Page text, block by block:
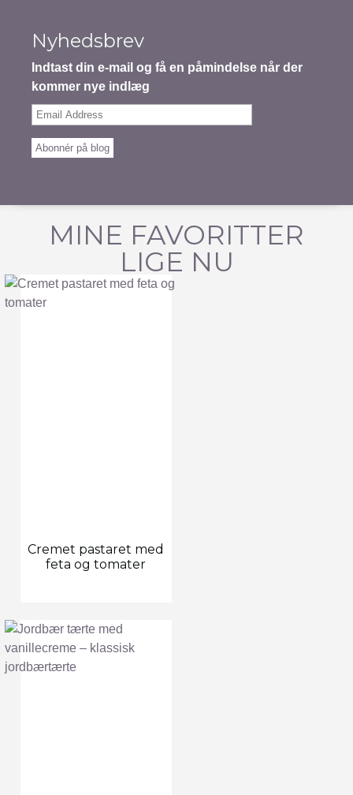
Nyhedsbrev
Indtast din e-mail og få en påmindelse når der
kommer nye indlæg
Email
Abonnér på blog
MINE FAVORITTER
LIGE NU
Cremet pastaret med
feta og tomater